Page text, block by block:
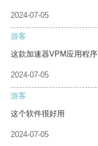
2024-07-05
游客
这款加速器VPM应用程
2024-07-05
游客
这个软件很好用
2024-07-05